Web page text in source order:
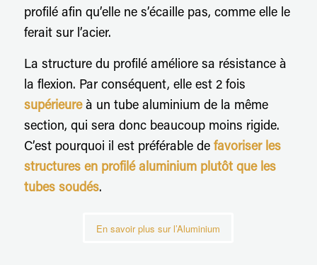
profilé afin qu’elle ne s’écaille pas, comme elle le
ferait sur l’acier.
La structure du profilé améliore sa résistance à
la flexion. Par conséquent, elle est 2 fois
supérieureà un tube aluminium de la même
section, qui sera donc beaucoup moins rigide.
C’est pourquoi il est préférable de favoriser les
structures en profilé aluminium plutôt que les
tubes soudés.
En savoir plus sur l’Aluminium